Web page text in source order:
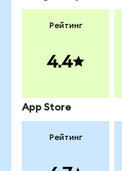
Рейтинг
4.4
App Store
Рейтинг